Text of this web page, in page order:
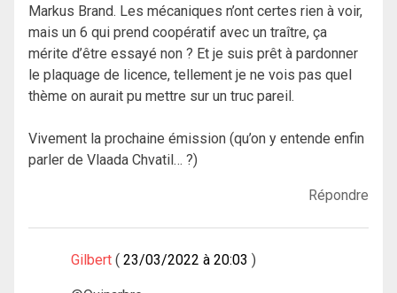
Markus Brand. Les mécaniques n’ont certes rien à voir,
mais un 6 qui prend coopératif avec un traître, ça
mérite d’être essayé non ? Et je suis prêt à pardonner
le plaquage de licence, tellement je ne vois pas quel
thème on aurait pu mettre sur un truc pareil.
Vivement la prochaine émission (qu’on y entende enfin
parler de Vlaada Chvatil… ?)
Répondre
Gilbert 23/03/2022 à 20:03